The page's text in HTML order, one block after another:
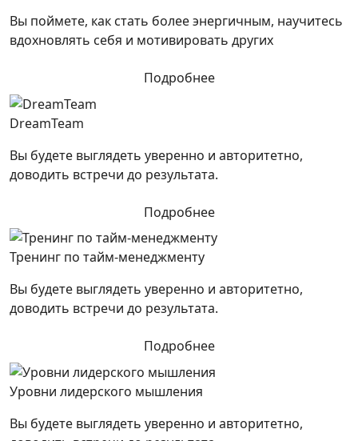
Вы поймете, как стать более энергичным, научитесь
вдохновлять себя и мотивировать других
Подробнее
DreamTeam
Вы будете выглядеть уверенно и авторитетно,
доводить встречи до результата.
Подробнее
Тренинг по тайм-менеджменту
Вы будете выглядеть уверенно и авторитетно,
доводить встречи до результата.
Подробнее
Уровни лидерского мышления
Вы будете выглядеть уверенно и авторитетно,